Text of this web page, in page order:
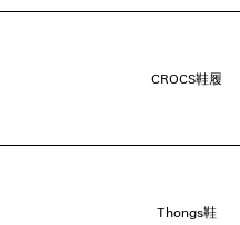
CROCS鞋履
Thongs鞋